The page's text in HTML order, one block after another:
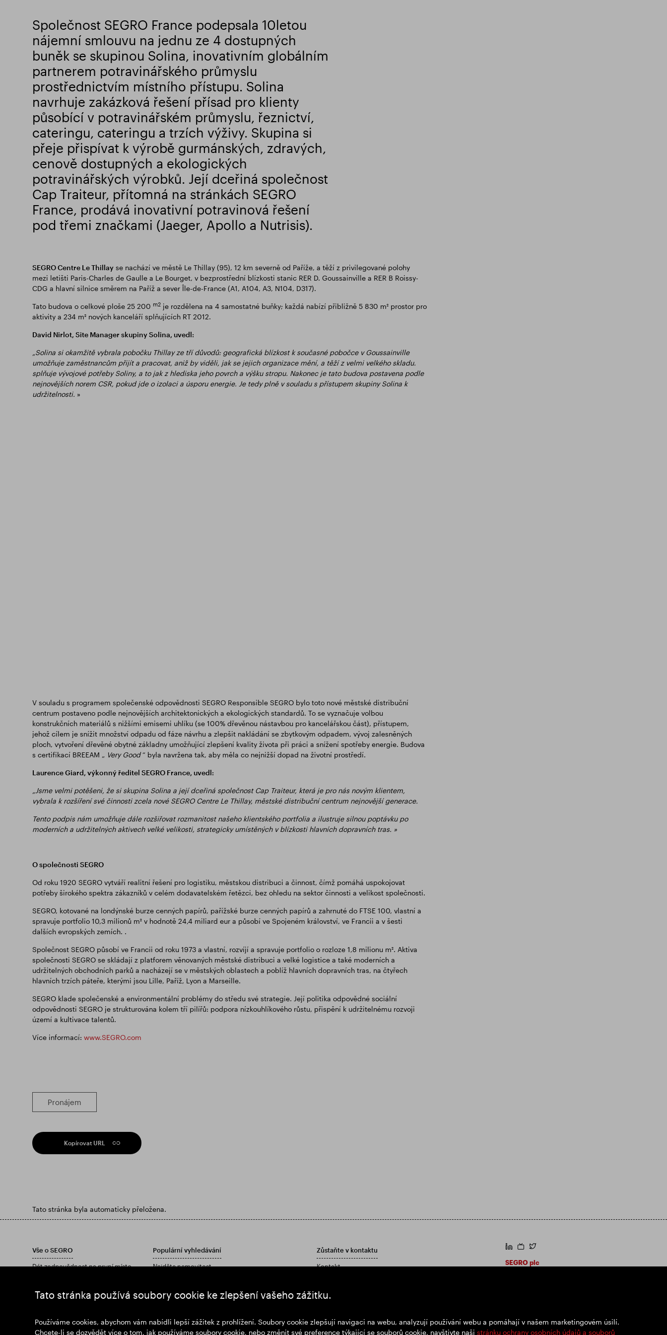
Tato stránka používá soubory cookie ke zlepšení vašeho zážitku.
Používáme cookies, abychom vám nabídli lepší zážitek z prohlížení. Soubory cookie zlepšují navigaci na webu, analyzují používání webu a pomáhají v našem marketingovém úsilí.
Chcete-li se dozvědět více o tom, jak používáme soubory cookie, nebo změnit své preference týkající se souborů cookie, navštivte naši stránku ochrany osobních údajů a souborů
Společnost SEGRO France podepsala 10letou
nájemní smlouvu na jednu ze 4 dostupných
buněk se skupinou Solina, inovativním globálním
partnerem potravinářského průmyslu
prostřednictvím místního přístupu. Solina
navrhuje zakázková řešení přísad pro klienty
působící v potravinářském průmyslu, řeznictví,
cateringu, cateringu a trzích výživy. Skupina si
přeje přispívat k výrobě gurmánských, zdravých,
cenově dostupných a ekologických
potravinářských výrobků. Její dceřiná společnost
Cap Traiteur, přítomná na stránkách SEGRO
France, prodává inovativní potravinová řešení
pod třemi značkami (Jaeger, Apollo a Nutrisis).
SEGRO Centre Le Thillayse nachází ve městě Le Thillay (95), 12 km severně od Paříže, a těží z privilegované polohy
mezi letišti Paris-Charles de Gaulle a Le Bourget, v bezprostřední blízkosti stanic RER D. Goussainville a RER B Roissy-
CDG a hlavní silnice směrem na Paříž a sever Île-de-France (A1, A104, A3, N104, D317).
Tato budova o celkové ploše 25 200 m2je rozdělena na 4 samostatné buňky; každá nabízí přibližně 5 830 m² prostor pro
aktivity a 234 m² nových kanceláří splňujících RT 2012.
David Nirlot, Site Manager skupiny Solina, uvedl:
„Solina si okamžitě vybrala pobočku Thillay ze tří důvodů: geografická blízkost k současné pobočce v Goussainville
umožňuje zaměstnancům přijít a pracovat, aniž by viděli, jak se jejich organizace mění, a těží z velmi velkého skladu.
splňuje vývojové potřeby Soliny, a to jak z hlediska jeho povrch a výšku stropu. Nakonec je tato budova postavena podle
nejnovějších norem CSR, pokud jde o izolaci a úsporu energie. Je tedy plně v souladu s přístupem skupiny Solina k
udržitelnosti. »
V souladu s programem společenské odpovědnosti SEGRO Responsible SEGRO bylo toto nové městské distribuční
centrum postaveno podle nejnovějších architektonických a ekologických standardů. To se vyznačuje volbou
konstrukčních materiálů s nižšími emisemi uhlíku (se 100% dřevěnou nástavbou pro kancelářskou část), přístupem,
jehož cílem je snížit množství odpadu od fáze návrhu a zlepšit nakládání se zbytkovým odpadem, vývoj zalesněných
ploch, vytvoření dřevěné obytné základny umožňující zlepšení kvality života při práci a snížení spotřeby energie. Budova
s certifikací BREEAM „ Very Good“ byla navržena tak, aby měla co nejnižší dopad na životní prostředí.
Laurence Giard, výkonný ředitel SEGRO France, uvedl:
„Jsme velmi potěšeni, že si skupina Solina a její dceřiná společnost Cap Traiteur, která je pro nás novým klientem,
vybrala k rozšíření své činnosti zcela nové SEGRO Centre Le Thillay, městské distribuční centrum nejnovější generace.
Tento podpis nám umožňuje dále rozšiřovat rozmanitost našeho klientského portfolia a ilustruje silnou poptávku po
moderních a udržitelných aktivech velké velikosti, strategicky umístěných v blízkosti hlavních dopravních tras. »
O společnosti SEGRO
Od roku 1920 SEGRO vytváří realitní řešení pro logistiku, městskou distribuci a činnost, čímž pomáhá uspokojovat
potřeby širokého spektra zákazníků v celém dodavatelském řetězci, bez ohledu na sektor činnosti a velikost společnosti.
SEGRO, kotované na londýnské burze cenných papírů, pařížské burze cenných papírů a zahrnuté do FTSE 100, vlastní a
spravuje portfolio 10,3 milionů m² v hodnotě 24,4 miliard eur a působí ve Spojeném království, ve Francii a v šesti
dalších evropských zemích. .
Společnost SEGRO působí ve Francii od roku 1973 a vlastní, rozvíjí a spravuje portfolio o rozloze 1,8 milionu m². Aktiva
společnosti SEGRO se skládají z platforem věnovaných městské distribuci a velké logistice a také moderních a
udržitelných obchodních parků a nacházejí se v městských oblastech a poblíž hlavních dopravních tras, na čtyřech
hlavních trzích páteře, kterými jsou Lille, Paříž, Lyon a Marseille.
SEGRO klade společenské a environmentální problémy do středu své strategie. Její politika odpovědné sociální
odpovědnosti SEGRO je strukturována kolem tří pilířů: podpora nízkouhlíkového růstu, přispění k udržitelnému rozvoji
území a kultivace talentů.
Více informací: www.SEGRO.com
Pronájem
Kopírovat URL
Tato stránka byla automaticky přeložena.
Vše o SEGRO
Dát zodpovědnost na první místo
Postřehy
Populární vyhledávání
Najděte nemovitost
Stáhněte si naši výroční zprávu a účetní závěrku
Zůstaňte v kontaktu
Kontakt
https://www.linkedin.com/
https://www.youtube.com/
https://twitter.com/segroplc
SEGRO plc